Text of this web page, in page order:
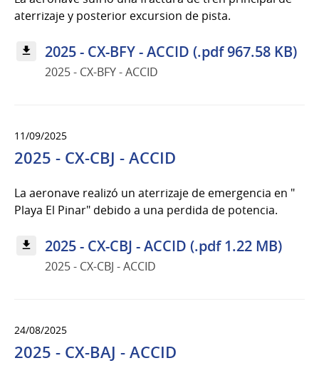
aterrizaje y posterior excursion de pista.
2025 - CX-BFY - ACCID (.pdf 967.58 KB)
2025 - CX-BFY - ACCID
11/09/2025
2025 - CX-CBJ - ACCID
La aeronave realizó un aterrizaje de emergencia en "
Playa El Pinar" debido a una perdida de potencia.
2025 - CX-CBJ - ACCID (.pdf 1.22 MB)
2025 - CX-CBJ - ACCID
24/08/2025
2025 - CX-BAJ - ACCID